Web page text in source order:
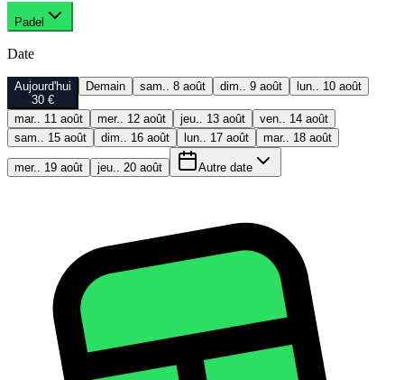
Padel
Date
Aujourd'hui
30 €
Demain sam.. 8 août dim.. 9 août lun.. 10 août
mar.. 11 août mer.. 12 août jeu.. 13 août
ven.. 14 août
sam.. 15 août
dim.. 16 août lun.. 17 août mar.. 18 août
mer.. 19 août jeu.. 20 août Autre date